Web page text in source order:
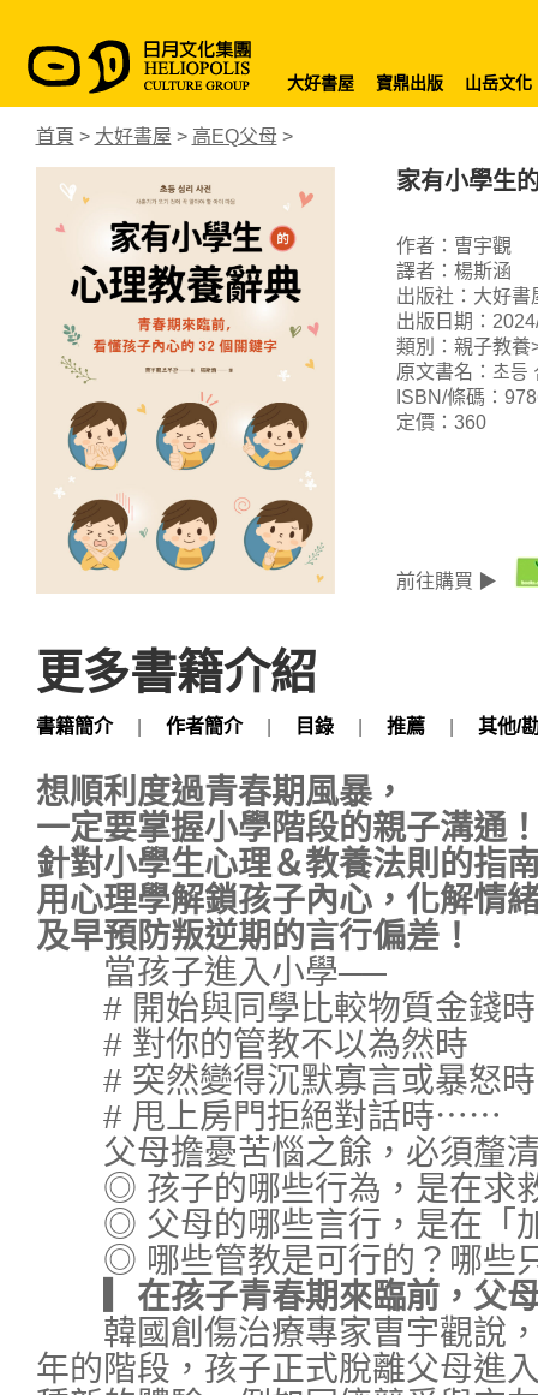
大好書屋 寶鼎出版 山岳文化
首頁 > 大好書屋 > 高EQ父母 >
家有小學生
作者：曺宇觀
譯者：楊斯涵
出版社：大好書
出版日期：
類別：親子教養
原文書名：초등
ISBN/條碼：
定價：360
前往購買 ▶
更多書籍介紹
書籍簡介 作者簡介 目錄 推薦 其他/
想順利度過青春期風暴，
一定要掌握小學階段的親子溝通
針對小學生心理＆教養法則的指
用心理學解鎖孩子內心，化解情
及早預防叛逆期的言行偏差！
當孩子進入小學──
# 開始與同學比較物質金錢時
# 對你的管教不以為然時
# 突然變得沉默寡言或暴怒時
# 甩上房門拒絕對話時⋯⋯
父母擔憂苦惱之餘，必須釐
◎ 孩子的哪些行為，是在求
◎ 父母的哪些言行，是在「
◎ 哪些管教是可行的？哪些
▎在孩子青春期來臨前，父母
韓國創傷治療專家曺宇觀說，
年的階段，孩子正式脫離父母進